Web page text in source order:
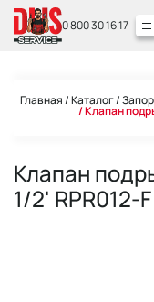
0 800 30 16 17
Главная Каталог
Клапан
Клапан
1/2' RPR012-F